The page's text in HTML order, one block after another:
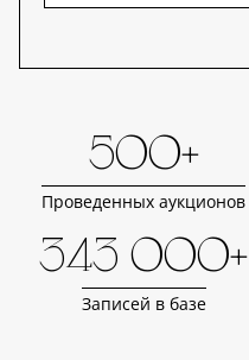
500+
Проведенных аукционов
343 000+
Записей в базе